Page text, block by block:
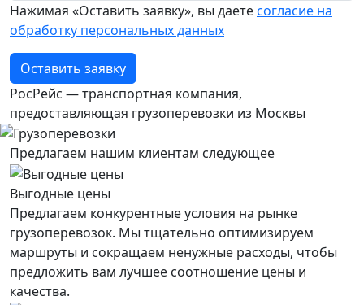
Нажимая «Оставить заявку», вы даетесогласие на
обработку персональных данных
Оставить заявку
РосРейс — транспортная компания,
предоставляющая грузоперевозки из Москвы
Предлагаем нашим клиентам следующее
Выгодные цены
Предлагаем конкурентные условия на рынке
грузоперевозок. Мы тщательно оптимизируем
маршруты и сокращаем ненужные расходы, чтобы
предложить вам лучшее соотношение цены и
качества.